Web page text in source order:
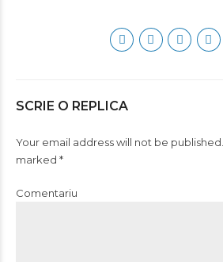
SCRIE O REPLICA
Your email address will not be
marked *
Comentariu